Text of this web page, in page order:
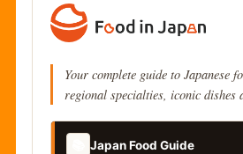
Your complete guide to Japanese
regional specialties, iconic dishes
Japan Food Guide